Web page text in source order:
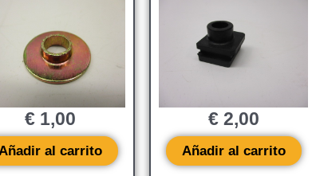
€1,00
Añadir al carrito
€2,00
Añadir al carrito